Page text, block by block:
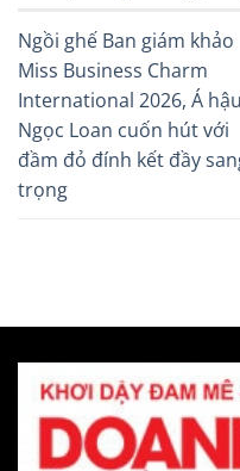
Ngồi ghế Ban giám khảo
Miss Business Charm
International 2026, Á hậu
Ngọc Loan cuốn hút với
đầm đỏ đính kết đầy
trọng